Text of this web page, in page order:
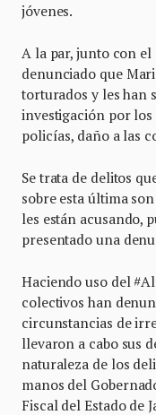
jóvenes.
A la par, junto con el
denunciado que
torturados y les han
investigación por los
policías, daño a las
Se trata de delitos
sobre esta última
les están acusando,
presentado una
Haciendo uso del
colectivos han
circunstancias de
llevaron a cabo sus
naturaleza de los
manos del
Fiscal del Estado de